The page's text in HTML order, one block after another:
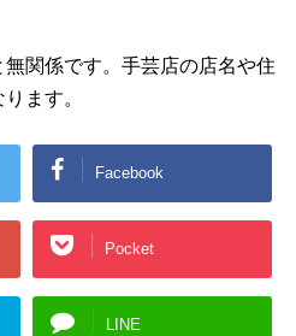
関係です。手芸店の店名や住
ます。
Facebook
Pocket
LINE